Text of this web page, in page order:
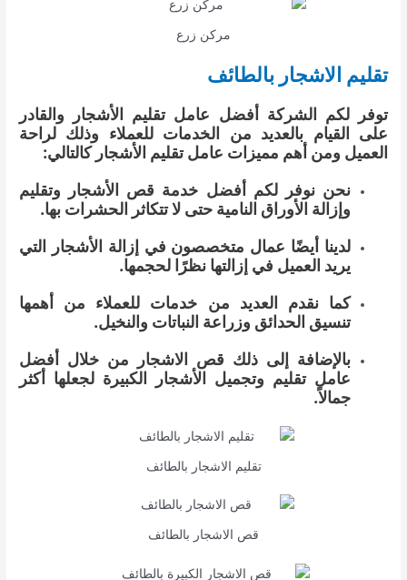
مركن زرع
تقليم الاشجار بالطائف
توفر لكم الشركة أفضل عامل تقليم الأشجار والقادر
على القيام بالعديد من الخدمات للعملاء وذلك لراحة
العميل ومن أهم مميزات عامل تقليم الأشجار كالتالي:
نحن نوفر لكم أفضل خدمة قص الأشجار وتقليم
وإزالة الأوراق النامية حتى لا تتكاثر الحشرات بها.
لدينا أيضًا عمال متخصصون في إزالة الأشجار التي
يريد العميل في إزالتها نظرًا لحجمها.
كما نقدم العديد من خدمات للعملاء من أهمها
تنسيق الحدائق وزراعة النباتات والنخيل.
بالإضافة إلى ذلك قص الاشجار من خلال أفضل
عامل تقليم وتجميل الأشجار الكبيرة لجعلها أكثر
جمالاً.
تقليم الاشجار بالطائف
قص الاشجار بالطائف